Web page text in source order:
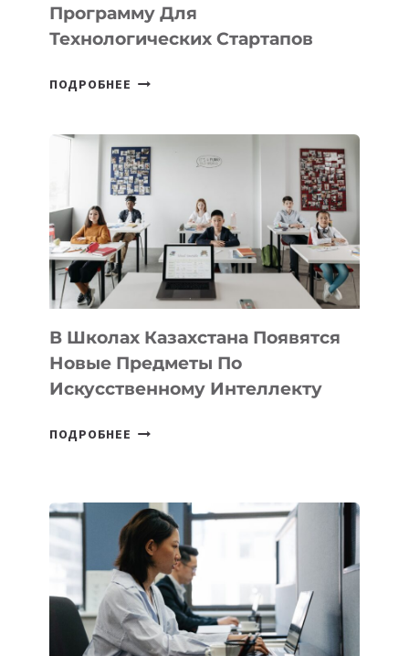
ПРЕДПРИНИМАТЕЛЬСТВО
Программу Для
Технологических Стартапов
ПОДРОБНЕЕ ОТКРЫТ
DEAL
VELOCITY
BY
MOST
—
МЕЖДУНАРОДНУЮ
ПРОГРАММУ
ДЛЯ
ТЕХНОЛОГИЧЕСКИХ
В Школах Казахстана Появятся
Новые Предметы По
Искусственному Интеллекту
ПОДРОБНЕЕ
НОВЫЕ
ПРЕДМЕТЫ
ПО
ИСКУССТВЕННОМУ
ИНТЕЛЛЕКТУ